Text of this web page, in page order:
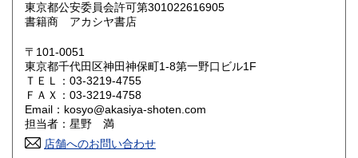
滋賀県 1,620円 京都府
奈良県 1,620円
鳥取県 1,780円 島根県
岡山県 1,780円
東京都公安委員会許可第301022616905
書籍商 アカシヤ書店
〒101-0051
東京都千代田区神田神保町1-8第一野口ビル1F
ＴＥＬ：03-3219-4755
ＦＡＸ：03-3219-4758
Email：kosyo@akasiya-shoten.com
担当者：星野 満
店舗へのお問い合わせ